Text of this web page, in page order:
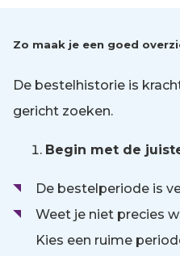
Zo maak je een goed
De bestelhistorie is
gericht zoeken.
Begin met de
De bestelperiode is
Weet je niet precies
Kies een ruime